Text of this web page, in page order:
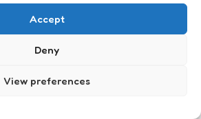
Accept
Deny
View preferences
in clarity and
my hyperfocus made me do